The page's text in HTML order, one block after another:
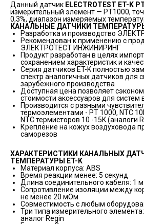
Данный датчик ELECTROTEST ET-K
измерительный элемент — PT1000,
0,3%, диапазон измеряемых
КАНАЛЬНЫЕ ДАТЧИКИ
Разработка и производство
Рекомендован к применению с
ЭЛЕКТРОТЕСТ ИНЖИНИРИНГ
Продукт разработан в целях
сохранением характеристик и
Серия датчиков ET-K полностью
спектр аналогичных датчиков для
зарубежного производства
Доступная цена позволяет
стоимости аксессуаров для систем
Производится с разными
термоэлементами - PT 1000, NTC
NTC термисторов 10 -15K (аналоги
Крепление на кожух воздуховода
саморезов
ХАРАКТЕРИСТИКИ КАНАЛЬНЫХ
ТЕМПЕРАТУРЫ ET-K
Материал корпуса: ABS
Время реакции менее: 5 секунд
Длина соединительного кабеля: 1 м
Сопротивление изоляции между
не менее 20 мОм
Совместимость с любым
Три типа измерительного
аналог Regin